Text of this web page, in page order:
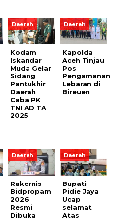
Daerah
Kodam
Iskandar
Muda Gelar
Sidang
Pantukhir
Daerah
Caba PK
TNI AD TA
2025
Daerah
Kapolda
Aceh Tinjau
Pos
Pengamanan
Lebaran di
Bireuen
Daerah
Rakernis
Bidpropam
2026
Resmi
Dibuka
Daerah
Bupati
Pidie Jaya
Ucap
selamat
Atas